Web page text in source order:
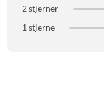
2 stjerner
1 stjerne